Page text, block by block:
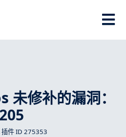
修补的漏洞：
插件 ID 275353